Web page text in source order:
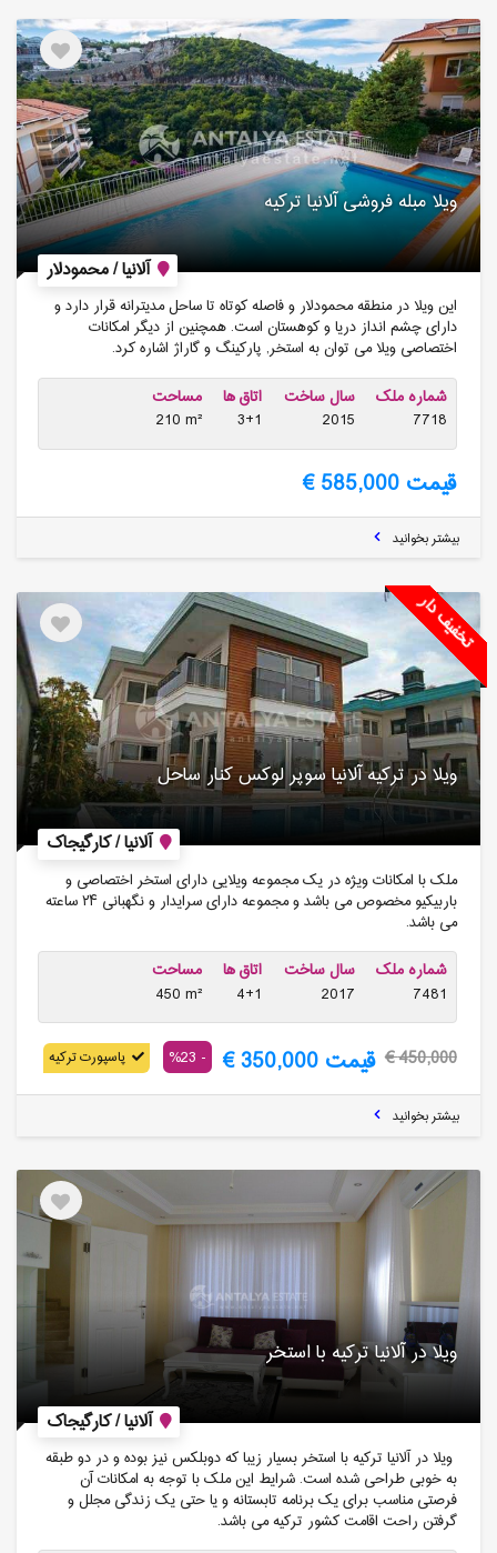
ویلا مبله فروشی آلانیا ترکیه
آلانیا / محمودلار
این ویلا در منطقه محمودلار و فاصله کوتاه تا ساحل مدیترانه قرار دارد و
دارای چشم انداز دریا و کوهستان است. همچنین از دیگر امکانات
اختصاصی ویلا می توان به استخر, پارکینگ و گاراژ اشاره کرد.
شماره ملک
7718
سال ساخت
2015
اتاق ها
3+1
مساحت
210 m²
قیمت 585,000 €
بیشتر بخوانید
تخفیف دار
ویلا در ترکیه آلانیا سوپر لوکس کنار ساحل
آلانیا / کارگیجاک
ملک با امکانات ویژه در یک مجموعه ویلایی دارای استخر اختصاصی و
باربیکیو مخصوص می باشد و مجموعه دارای سرایدار و نگهبانی ۲۴ ساعته
می باشد.
شماره ملک
7481
سال ساخت
2017
اتاق ها
4+1
مساحت
450 m²
450,000 € قیمت 350,000 € - 23% پاسپورت ترکیه
بیشتر بخوانید
ویلا در آلانیا ترکیه با استخر
آلانیا / کارگیجاک
ویلا در آلانیا ترکیه با استخر بسیار زیبا که دوبلکس نیز بوده و در دو طبقه
به خوبی طراحی شده است. شرایط این ملک با توجه به امکانات آن
فرصتی مناسب برای یک برنامه تابستانه و یا حتی یک زندگی مجلل و
گرفتن راحت اقامت کشور ترکیه می باشد.